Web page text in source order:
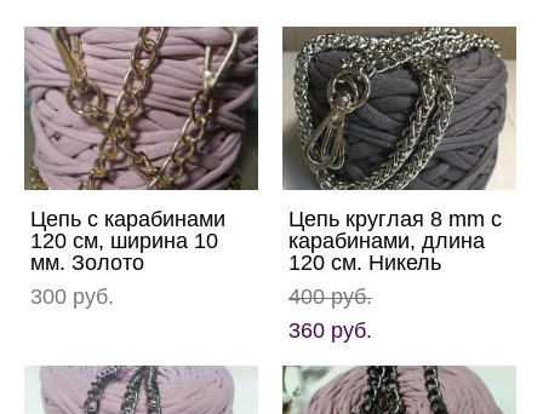
Цепь с карабинами
120 см, ширина 10
мм. Золото
300 pуб.
Цепь круглая 8 mm с
карабинами, длина
120 см. Никель
400 pуб.
360 pуб.